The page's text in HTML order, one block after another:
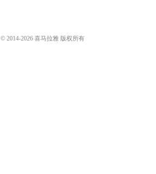
© 2014-2026 喜马拉雅 版权所有